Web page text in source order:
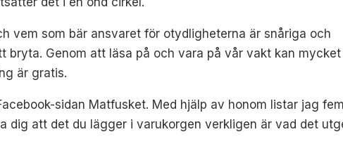
vem som bär ansvaret för otydligheterna är snåriga och
bryta. Genom att läsa på och vara på vår vakt kan
är gratis.
sidan Matfusket. Med hjälp av honom listar jag
dig att det du lägger i varukorgen verkligen är vad det